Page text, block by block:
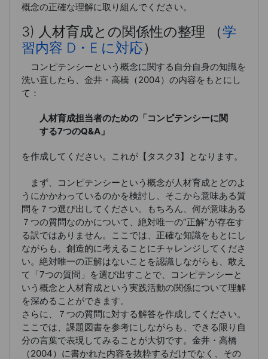
概念の正確な理解に取り組んでください。
3) 人材育成との関係性の整理 （学
習内容 D・E に対応）
コンピテンシーという概念に関する自分自身の知識を
洗い直したら、金井・高橋（2004）の内容をもとにし
て：
人材育成担当者のための「コンピテンシーに関
する7つのQ&A」
を作成してください。これが【タスク3】となります。
まず、コンピテンシーという概念が人材育成とどのよ
うにかかわっているのかを検討し、そこから意味ある質
問を７つ選び出してください。もちろん、何が意味ある
７つの質問なのかについて、絶対唯一の“正解”が存在す
る訳ではありません。ここでは、正確な知識をもとにし
ながらも、創造的に考えることにチャレンジしてくださ
い。絶対唯一の正解はないことを認識しながらも、敢え
て「7つの質問」を選び出すことで、コンピテンシーと
いう概念と人材育成という実践活動の関係について理解
を深めることができます。
さらに、７つの質問に対する解答を作成してください。
ここでは、課題図書を参考にしながらも、できる限り自
分の言葉で表現してみることが大切です。金井・高橋
（2004）に書かれた内容を抜粋するだけでなく、その